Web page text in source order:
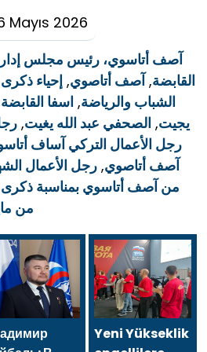
Mayıs 2026
آصف أتاسوي، رئيس مجلس
القابضة,آصف أتاصوي,
الشباب والرياضة, اسفا القابضة
يجيت, الصحفي عبد الله يغيت,
رجل الأعمال التركي آساف
آصف أتاصوي, رجل الأعمال
من آصف أتاسوي بمناسبة ذكرى
من
Yeni Yükseklik